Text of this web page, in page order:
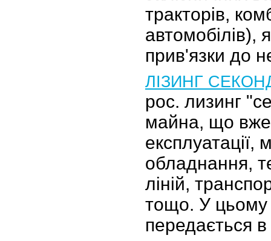
тракторів,
автомобілів),
прив'язки до
ЛІЗИНГ
рос. лизинг
майна, що
експлуатації,
обладнання,
ліній,
тощо. У цьому
передається